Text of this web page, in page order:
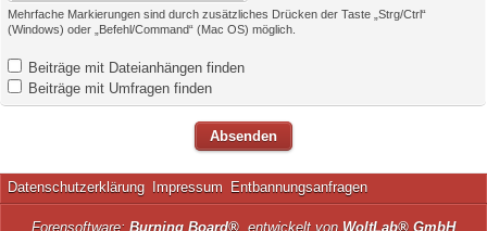
Mehrfache Markierungen sind durch zusätzliches Drücken der Taste „Strg/Ctrl“
(Windows) oder „Befehl/Command“ (Mac OS) möglich.
Beiträge mit Dateianhängen finden
Beiträge mit Umfragen finden
Datenschutzerklärung Impressum Entbannungsanfragen
Forensoftware: Burning Board® , entwickelt von WoltLab® GmbH